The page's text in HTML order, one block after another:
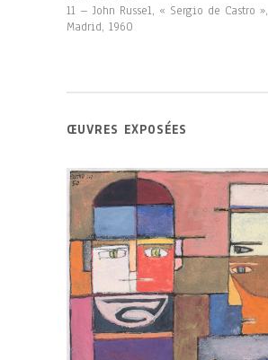
11 – John Russel, « Sergio de Castro »,
Madrid, 1960
ŒUVRES EXPOSÉES